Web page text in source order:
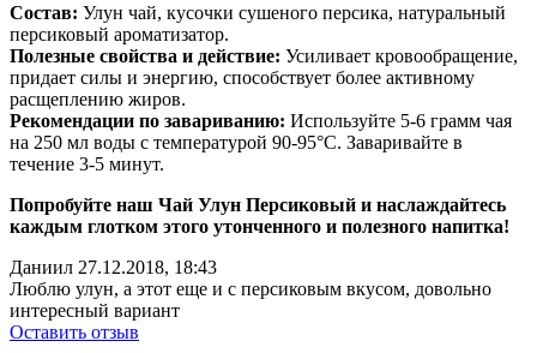
Состав: Улун чай, кусочки сушеного персика, натуральный
персиковый ароматизатор.
Полезные свойства и действие: Усиливает кровообращение,
придает силы и энергию, способствует более активному
расщеплению жиров.
Рекомендации по завариванию: Используйте 5-6 грамм чая
на 250 мл воды с температурой 90-95°C. Заваривайте в
течение 3-5 минут.
Попробуйте наш Чай Улун Персиковый и наслаждайтесь
каждым глотком этого утонченного и полезного напитка!
Даниил 27.12.2018, 18:43
Люблю улун, а этот еще и с персиковым вкусом, довольно
интересный вариант
Оставить отзыв